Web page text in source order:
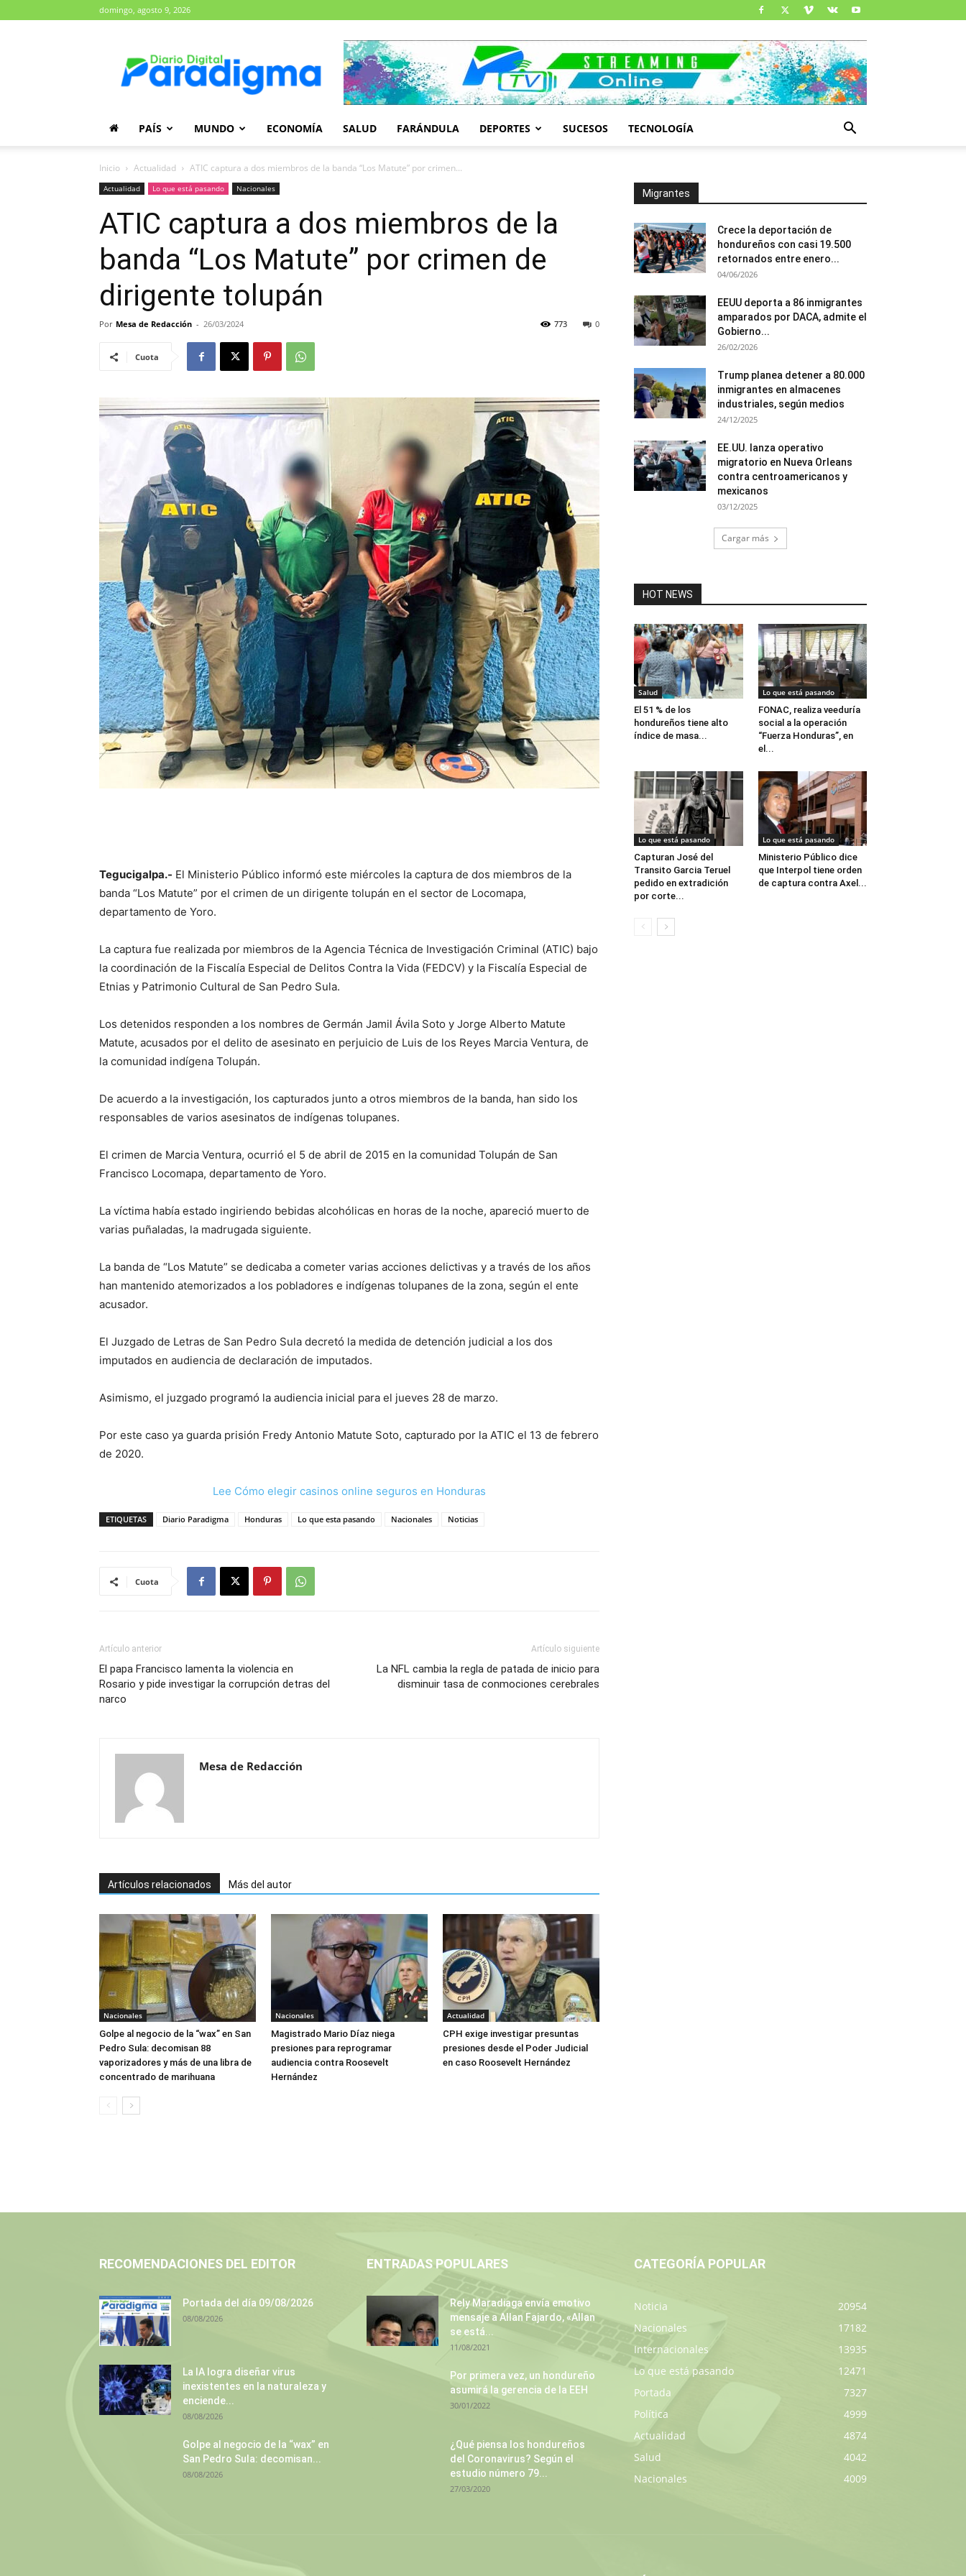
domingo, agosto 9, 2026
Paradigma
PAÍS MUNDO ECONOMÍA SALUD FARÁNDULA DEPORTES SUCESOS TECNOLOGÍA
Inicio Actualidad ATIC captura a dos miembros de la banda “Los Matute” por crimen...
Actualidad Lo que está pasando Nacionales
ATIC captura a dos miembros de la
banda “Los Matute” por crimen de
dirigente tolupán
Por Mesa de Redacción - 26/03/2024 0
773
Cuota
Tegucigalpa.- El Ministerio Público informó este miércoles la captura de dos miembros de la
banda “Los Matute” por el crimen de un dirigente tolupán en el sector de Locomapa,
departamento de Yoro.
La captura fue realizada por miembros de la Agencia Técnica de Investigación Criminal (ATIC) bajo
la coordinación de la Fiscalía Especial de Delitos Contra la Vida (FEDCV) y la Fiscalía Especial de
Etnias y Patrimonio Cultural de San Pedro Sula.
Los detenidos responden a los nombres de Germán Jamil Ávila Soto y Jorge Alberto Matute
Matute, acusados por el delito de asesinato en perjuicio de Luis de los Reyes Marcia Ventura, de
la comunidad indígena Tolupán.
De acuerdo a la investigación, los capturados junto a otros miembros de la banda, han sido los
responsables de varios asesinatos de indígenas tolupanes.
El crimen de Marcia Ventura, ocurrió el 5 de abril de 2015 en la comunidad Tolupán de San
Francisco Locomapa, departamento de Yoro.
La víctima había estado ingiriendo bebidas alcohólicas en horas de la noche, apareció muerto de
varias puñaladas, la madrugada siguiente.
La banda de “Los Matute” se dedicaba a cometer varias acciones delictivas y a través de los años
han mantenido atemorizados a los pobladores e indígenas tolupanes de la zona, según el ente
acusador.
El Juzgado de Letras de San Pedro Sula decretó la medida de detención judicial a los dos
imputados en audiencia de declaración de imputados.
Asimismo, el juzgado programó la audiencia inicial para el jueves 28 de marzo.
Por este caso ya guarda prisión Fredy Antonio Matute Soto, capturado por la ATIC el 13 de febrero
de 2020.
Lee Cómo elegir casinos online seguros en Honduras
ETIQUETAS Diario Paradigma Honduras Lo que esta pasando Nacionales Noticias
Cuota
Artículo anterior
El papa Francisco lamenta la violencia en
Rosario y pide investigar la corrupción detras del
narco
Artículo siguiente
La NFL cambia la regla de patada de inicio para
disminuir tasa de conmociones cerebrales
Mesa de Redacción
Artículos relacionados Más del autor
Nacionales
Golpe al negocio de la “wax” en San
Pedro Sula: decomisan 88
vaporizadores y más de una libra de
concentrado de marihuana
Nacionales
Magistrado Mario Díaz niega
presiones para reprogramar
audiencia contra Roosevelt
Hernández
Actualidad
CPH exige investigar presuntas
presiones desde el Poder Judicial
en caso Roosevelt Hernández
Migrantes
Crece la deportación de
hondureños con casi 19.500
retornados entre enero...
04/06/2026
EEUU deporta a 86 inmigrantes
amparados por DACA, admite el
Gobierno...
26/02/2026
Trump planea detener a 80.000
inmigrantes en almacenes
industriales, según medios
24/12/2025
EE.UU. lanza operativo
migratorio en Nueva Orleans
contra centroamericanos y
mexicanos
03/12/2025
Cargar más
HOT NEWS
Salud
El 51 % de los
hondureños tiene alto
índice de masa...
Lo que está pasando
FONAC, realiza veeduría
social a la operación
“Fuerza Honduras”, en
el...
Lo que está pasando
Capturan José del
Transito Garcia Teruel
pedido en extradición
por corte...
Lo que está pasando
Ministerio Público dice
que Interpol tiene orden
de captura contra Axel...
RECOMENDACIONES DEL EDITOR
Portada del día 09/08/2026
08/08/2026
La IA logra diseñar virus
inexistentes en la naturaleza y
enciende...
08/08/2026
Golpe al negocio de la “wax” en
San Pedro Sula: decomisan...
08/08/2026
ENTRADAS POPULARES
Rely Maradiaga envía emotivo
mensaje a Allan Fajardo, «Allan
se está...
11/08/2021
Por primera vez, un hondureño
asumirá la gerencia de la EEH
30/01/2022
¿Qué piensa los hondureños
del Coronavirus? Según el
estudio número 79...
27/03/2020
CATEGORÍA POPULAR
Noticia
20954
Nacionales
17182
Internacionales
13935
Lo que está pasando
12471
Portada
7327
Política
4999
Actualidad
4874
Salud
4042
Nacionales
4009